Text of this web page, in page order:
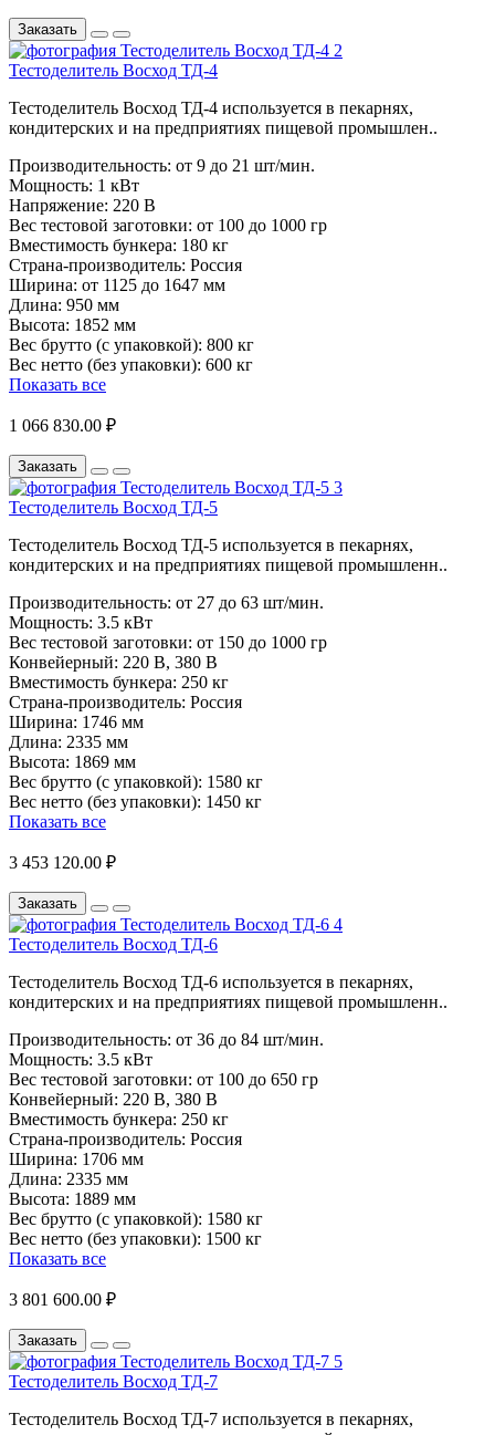
Заказать
Тестоделитель Восход ТД-4
Тестоделитель Восход ТД-4 ​используется в пекарнях,
кондитерских и на предприятиях пищевой промышлен..
Производительность: от 9 до 21 шт/мин.
Мощность: 1 кВт
Напряжение: 220 В
Вес тестовой заготовки: от 100 до 1000 гр
Вместимость бункера: 180 кг
Страна-производитель: Россия
Ширина: от 1125 до 1647 мм
Длина: 950 мм
Высота: 1852 мм
Вес брутто (с упаковкой): 800 кг
Вес нетто (без упаковки): 600 кг
Показать все
1 066 830.00 ₽
Заказать
Тестоделитель Восход ТД-5
Тестоделитель Восход ТД-5 используется в пекарнях,
кондитерских и на предприятиях пищевой промышленн..
Производительность: от 27 до 63 шт/мин.
Мощность: 3.5 кВт
Вес тестовой заготовки: от 150 до 1000 гр
Конвейерный: 220 В, 380 В
Вместимость бункера: 250 кг
Страна-производитель: Россия
Ширина: 1746 мм
Длина: 2335 мм
Высота: 1869 мм
Вес брутто (с упаковкой): 1580 кг
Вес нетто (без упаковки): 1450 кг
Показать все
3 453 120.00 ₽
Заказать
Тестоделитель Восход ТД-6
Тестоделитель Восход ТД-6 используется в пекарнях,
кондитерских и на предприятиях пищевой промышленн..
Производительность: от 36 до 84 шт/мин.
Мощность: 3.5 кВт
Вес тестовой заготовки: от 100 до 650 гр
Конвейерный: 220 В, 380 В
Вместимость бункера: 250 кг
Страна-производитель: Россия
Ширина: 1706 мм
Длина: 2335 мм
Высота: 1889 мм
Вес брутто (с упаковкой): 1580 кг
Вес нетто (без упаковки): 1500 кг
Показать все
3 801 600.00 ₽
Заказать
Тестоделитель Восход ТД-7
Тестоделитель Восход ТД-7 используется в пекарнях,